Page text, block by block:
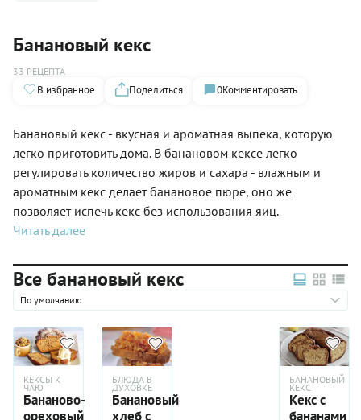
Банановый кекс
33 РЕЦЕПТА
В избранное Поделиться 0Комментировать
Банановый кекс - вкусная и ароматная выпека, которую
легко приготовить дома. В банановом кексе легко
регулировать количество жиров и сахара - влажным и
ароматным кекс делает банановое пюре, оно же
позволяет испечь кекс без использования яиц.
Читать далее
Все банановый кекс
По умолчанию
КЕКСЫ К
ЧАЮ
Бананово-
ореховый
БЛЮДА В
ДУХОВКЕ
Банановый
хлеб с
БАНАНОВЫЙ
КЕКС
Кекс с
бананами